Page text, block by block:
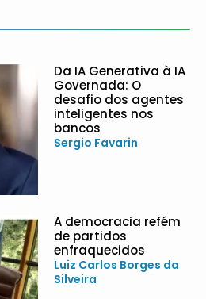
Da IA Generativa à IA
Governada: O
desafio dos agentes
inteligentes nos
bancos
Sergio Favarin
A democracia refém
de partidos
enfraquecidos
Luiz Carlos Borges da
Silveira